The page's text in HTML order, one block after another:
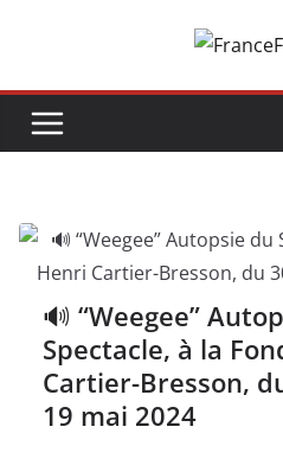
🔊 “Weegee”
Spectacle, à la
Cartier-Bresson,
19 mai 2024